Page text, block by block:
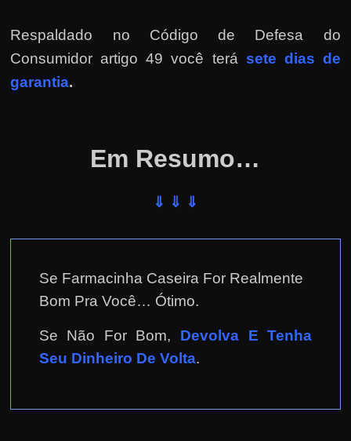
n
e
t
m
Respaldado no Código de Defesa do
Consumidor artigo 49 você terá sete dias de
garantia.
Em Resumo…
⇓ ⇓ ⇓
Se Farmacinha Caseira For Realmente
Bom Pra Você… Ótimo.
Se Não For Bom, Devolva E Tenha
Seu Dinheiro De Volta.